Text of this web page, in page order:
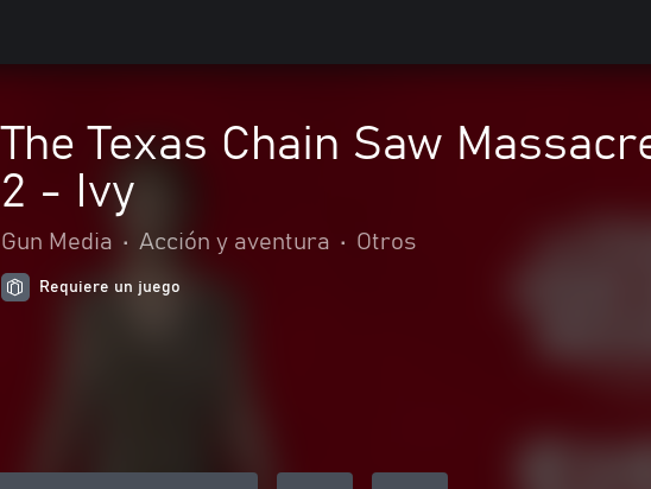
The Texas Chain Saw
2 - Ivy
Gun Media • Acción y aventura • Otros
Requiere un juego